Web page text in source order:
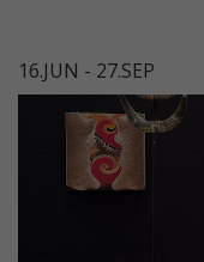
16.JUN - 27.SEP